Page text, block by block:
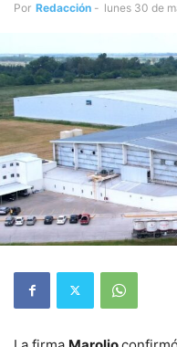
Por Redacción - lunes 30 de